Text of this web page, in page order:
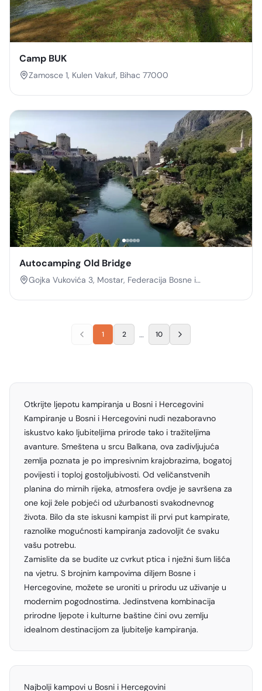
Camp BUK
Zamosce 1, Kulen Vakuf, Bihac 77000
Autocamping Old Bridge
Gojka Vukovića 3, Mostar, Federacija Bosne i
1 2 … 10
Otkrijte ljepotu kampiranja u Bosni i Hercegovini
Kampiranje u Bosni i Hercegovini nudi nezaboravno
iskustvo kako ljubiteljima prirode tako i tražiteljima
avanture. Smeštena u srcu Balkana, ova zadivljujuća
zemlja poznata je po impresivnim krajobrazima, bogatoj
povijesti i toploj gostoljubivosti. Od veličanstvenih
planina do mirnih rijeka, atmosfera ovdje je savršena za
one koji žele pobjeći od užurbanosti svakodnevnog
života. Bilo da ste iskusni kampist ili prvi put kampirate,
raznolike mogućnosti kampiranja zadovoljit će svaku
vašu potrebu.
Zamislite da se budite uz cvrkut ptica i nježni šum lišća
na vjetru. S brojnim kampovima diljem Bosne i
Hercegovine, možete se uroniti u prirodu uz uživanje u
modernim pogodnostima. Jedinstvena kombinacija
prirodne ljepote i kulturne baštine čini ovu zemlju
idealnom destinacijom za ljubitelje kampiranja.
Najbolji kampovi u Bosni i Hercegovini